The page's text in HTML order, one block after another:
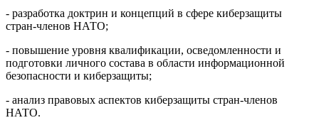
- разработка доктрин и концепций в сфере киберзащиты
стран-членов НАТО;
- повышение уровня квалификации, осведомленности и
подготовки личного состава в области информационной
безопасности и киберзащиты;
- анализ правовых аспектов киберзащиты стран-членов
НАТО.